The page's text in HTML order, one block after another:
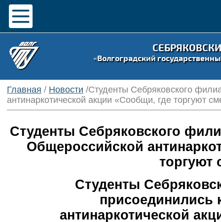
«Волгоградский
Главная / Новости /Студенты Себряковского
антинаркотической акции «Сообщи, где торгуют
Студенты Себряковского
Общероссийской
торгуют
Студенты
присоединились
антинаркотической